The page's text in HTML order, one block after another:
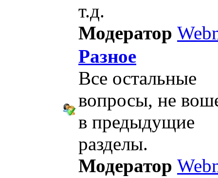
т.д.
Модератор
Разное
Все остальные
вопросы, не
в предыдущие
разделы.
Модератор